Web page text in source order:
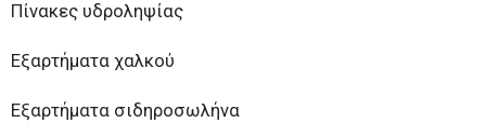
Πίνακες υδροληψίας
Εξαρτήματα χαλκού
Εξαρτήματα σιδηροσωλήνα